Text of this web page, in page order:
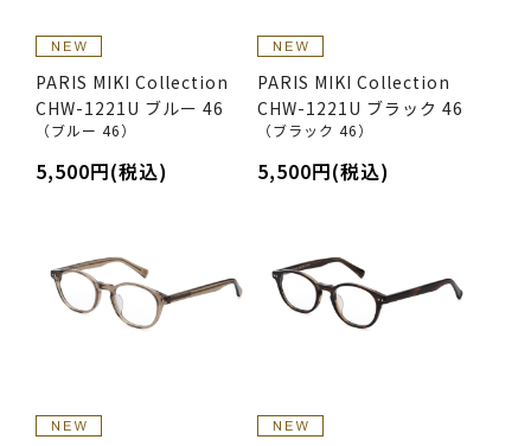
PARIS MIKI Collection
CHW-1221U ブルー 46
（ブルー 46）
5,500円(税込)
PARIS MIKI Collection
CHW-1221U ブラック 46
（ブラック 46）
5,500円(税込)